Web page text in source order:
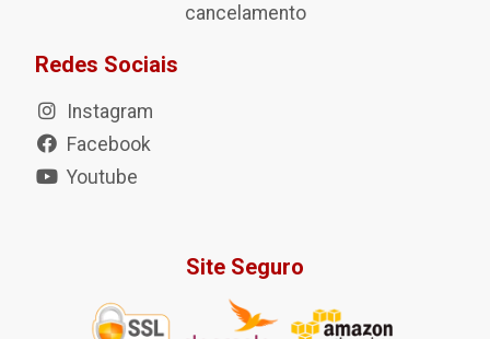
cancelamento
Redes Sociais
Instagram
Facebook
Youtube
Site Seguro